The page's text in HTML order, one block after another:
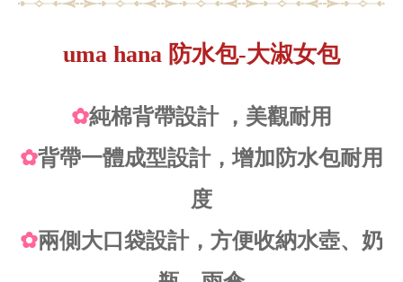
uma hana 防水包-大淑女包
✿純棉背帶設計 ，美觀耐用
✿背帶一體成型設計，增加防水包耐用
度
✿兩側大口袋設計，方便收納水壺、奶